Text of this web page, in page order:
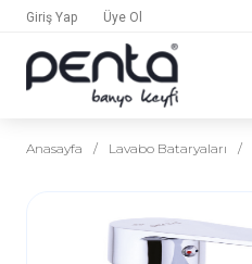
Giriş Yap Üye Ol
Anasayfa / Lavabo Bataryaları /